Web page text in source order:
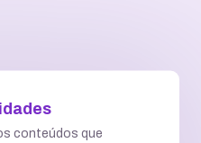
conteúdos que